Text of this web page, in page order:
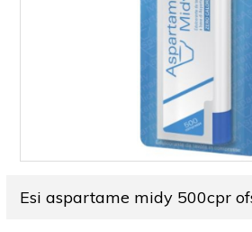
Esi aspartame midy 500cpr